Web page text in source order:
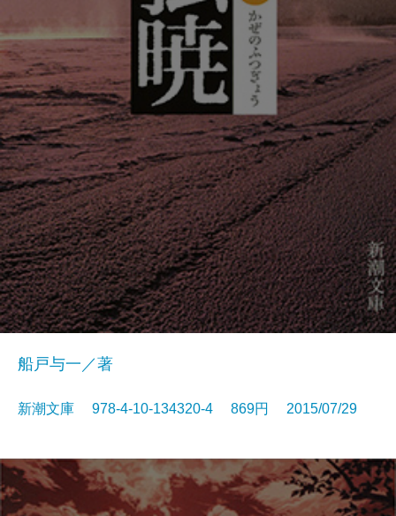
船戸与一／著
新潮文庫 978-4-10-134320-4 869円 2015/07/29